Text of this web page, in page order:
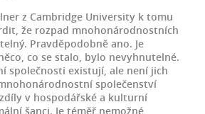
z Cambridge University k tomu
že rozpad mnohonárodnostních
Pravděpodobně ano. Je
co se stalo, bylo nevyhnutelné.
společnosti existují, ale není jich
společenství
v hospodářské a kulturní
šanci. Je téměř nemožné